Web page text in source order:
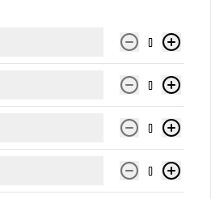
*Nuestros precios están expresados en soles e incluyen
impuestos de ley y recargo al consumo.
0
0
0
0